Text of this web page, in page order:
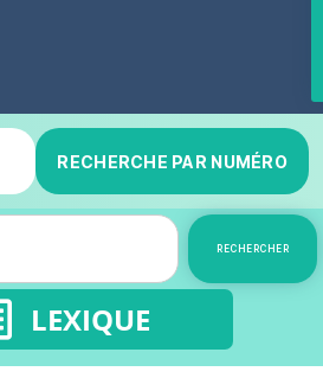
RECHERCHE PAR NUMÉRO
RECHERCHER
LEXIQUE